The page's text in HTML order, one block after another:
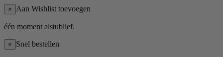
× Aan Wishlist toevoegen
één moment alstublief.
× Snel bestellen